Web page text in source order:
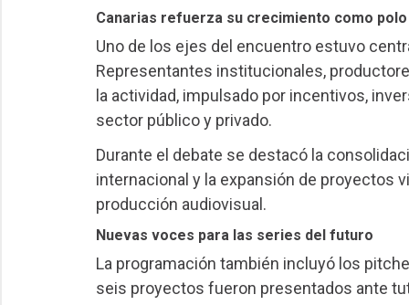
Canarias refuerza su crecimiento como polo
Uno de los ejes del encuentro estuvo
Representantes institucionales,
la actividad, impulsado por incentivos,
sector público y privado.
Durante el debate se destacó la
internacional y la expansión de proyectos
producción audiovisual.
Nuevas voces para las series del futuro
La programación también incluyó los
seis proyectos fueron presentados ante